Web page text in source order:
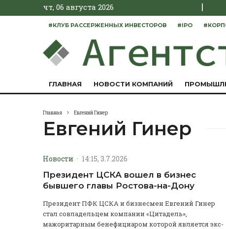
чт, 06 августа 2026 |
#КЛУБ РАССЕРЖЕННЫХ ИНВЕСТОРОВ #IPO
ГЛАВНАЯ НОВОСТИ КОМПАНИЙ
Главная Евгений Гинер
Евгений Гинер
Новости · 14:15, 3.7.2026
Президент ЦСКА вошел в бизнес
бывшего главы Ростова-на-Дону
Президент ПФК ЦСКА и бизнесмен Евгений Гинер
стал совладельцем компании «Цитадель»,
мажоритарным бенефициаром которой является экс-